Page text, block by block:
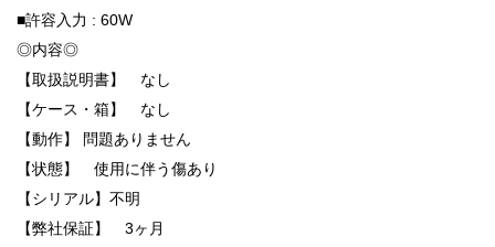
■許容入力 : 60W
◎内容◎
【取扱説明書】 なし
【ケース・箱】 なし
【動作】 問題ありません
【状態】 使用に伴う傷あり
【シリアル】不明
【弊社保証】 3ヶ月